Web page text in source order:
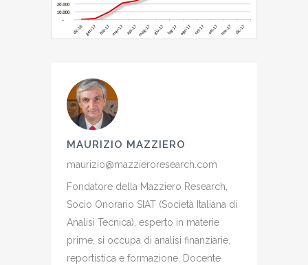
MAURIZIO MAZZIERO
maurizio@mazzieroresearch.com
Fondatore della Mazziero Research,
Socio Onorario SIAT (Società Italiana di
Analisi Tecnica), esperto in materie
prime, si occupa di analisi finanziarie,
reportistica e formazione. Docente